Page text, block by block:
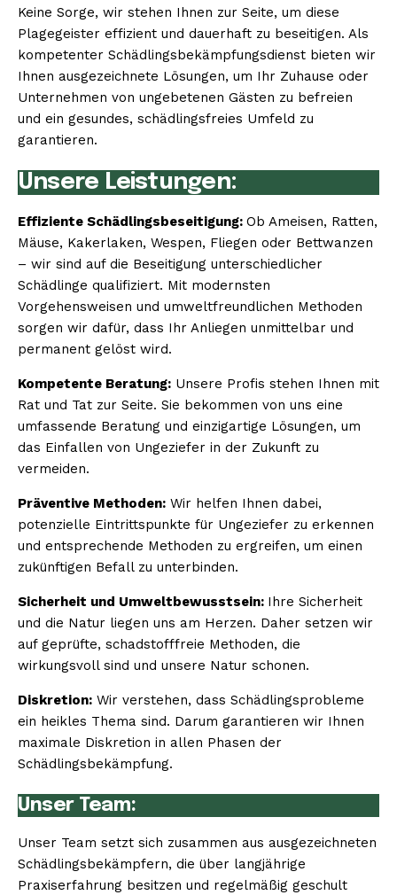
Keine Sorge, wir stehen Ihnen zur Seite, um diese
Plagegeister effizient und dauerhaft zu beseitigen. Als
kompetenter Schädlingsbekämpfungsdienst bieten wir
Ihnen ausgezeichnete Lösungen, um Ihr Zuhause oder
Unternehmen von ungebetenen Gästen zu befreien
und ein gesundes, schädlingsfreies Umfeld zu
garantieren.
Unsere Leistungen:
Effiziente Schädlingsbeseitigung: Ob Ameisen, Ratten,
Mäuse, Kakerlaken, Wespen, Fliegen oder Bettwanzen
– wir sind auf die Beseitigung unterschiedlicher
Schädlinge qualifiziert. Mit modernsten
Vorgehensweisen und umweltfreundlichen Methoden
sorgen wir dafür, dass Ihr Anliegen unmittelbar und
permanent gelöst wird.
Kompetente Beratung: Unsere Profis stehen Ihnen mit
Rat und Tat zur Seite. Sie bekommen von uns eine
umfassende Beratung und einzigartige Lösungen, um
das Einfallen von Ungeziefer in der Zukunft zu
vermeiden.
Präventive Methoden: Wir helfen Ihnen dabei,
potenzielle Eintrittspunkte für Ungeziefer zu erkennen
und entsprechende Methoden zu ergreifen, um einen
zukünftigen Befall zu unterbinden.
Sicherheit und Umweltbewusstsein: Ihre Sicherheit
und die Natur liegen uns am Herzen. Daher setzen wir
auf geprüfte, schadstofffreie Methoden, die
wirkungsvoll sind und unsere Natur schonen.
Diskretion: Wir verstehen, dass Schädlingsprobleme
ein heikles Thema sind. Darum garantieren wir Ihnen
maximale Diskretion in allen Phasen der
Schädlingsbekämpfung.
Unser Team:
Unser Team setzt sich zusammen aus ausgezeichneten
Schädlingsbekämpfern, die über langjährige
Praxiserfahrung besitzen und regelmäßig geschult